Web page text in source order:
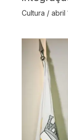
Cultura / abril